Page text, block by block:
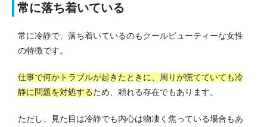
常に落ち着いている
常に冷静で、落ち着いているのもクールビューティーな女性
の特徴です。
仕事で何かトラブルが起きたときに、周りが慌てていても冷
静に問題を対処するため、頼れる存在でもあります。
ただし、見た目は冷静でも内心は物凄く焦っている場合もあ